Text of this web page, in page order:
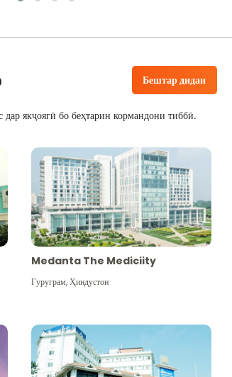
Бештар дидан
якҷоягӣ бо беҳтарин кормандони тиббӣ.
Medanta The Mediciity
Гуруграм,Ҳиндустон